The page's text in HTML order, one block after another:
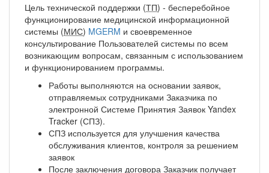
Цель технической поддержки (ТП) - бесперебойное
функционирование медицинской информационной
системы (МИС) MGERM и своевременное
консультирование Пользователей системы по всем
возникающим вопросам, связанным с использованием
и функционированием программы.
Работы выполняются на основании заявок,
отправляемых сотрудниками Заказчика по
электронной Системе Принятия Заявок Yandex
Tracker (СПЗ).
СПЗ используется для улучшения качества
обслуживания клиентов, контроля за решением
заявок
После заключения договора Заказчик получает